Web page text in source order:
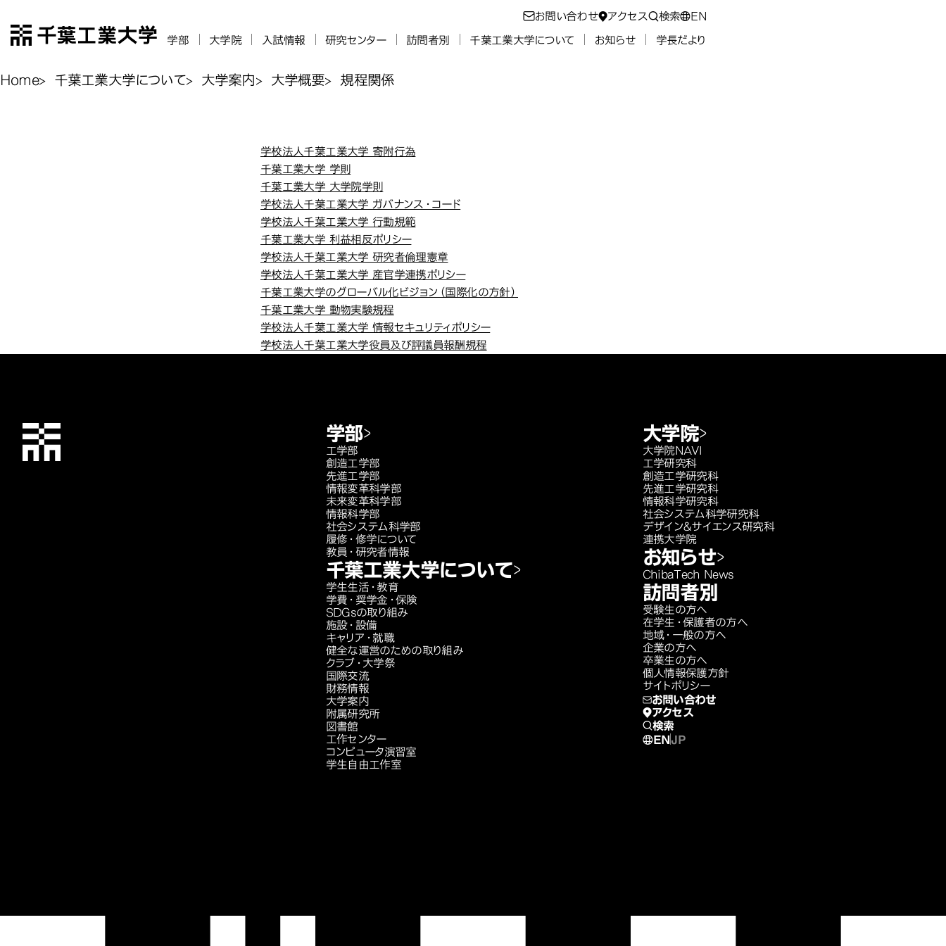
千葉工業大学
お問い合わせ アクセス 検索 EN
学部 大学院 入試情報 研究センター 訪問者別 千葉工業大学について お知らせ 学長だより
Home 千葉工業大学について 大学案内 大学概要 規程関係
学校法人千葉工業大学 寄附行為
千葉工業大学 学則
千葉工業大学 大学院学則
学校法人千葉工業大学 ガバナンス・コード
学校法人千葉工業大学 行動規範
千葉工業大学 利益相反ポリシー
学校法人千葉工業大学 研究者倫理憲章
学校法人千葉工業大学 産官学連携ポリシー
千葉工業大学のグローバル化ビジョン（国際化の方針）
千葉工業大学 動物実験規程
学校法人千葉工業大学 情報セキュリティポリシー
学校法人千葉工業大学役員及び評議員報酬規程
千葉工業大学 学部
工学部
創造工学部
先進工学部
情報変革科学部
未来変革科学部
情報科学部
社会システム科学部
履修・修学について
教員・研究者情報
千葉工業大学について
学生生活・教育
学費・奨学金・保険
SDGsの取り組み
施設・設備
キャリア・就職
健全な運営のための取り組み
クラブ・大学祭
国際交流
財務情報
大学案内
附属研究所
図書館
工作センター
コンピュータ演習室
学生自由工作室
大学院
大学院NAVI
工学研究科
創造工学研究科
先進工学研究科
情報科学研究科
社会システム科学研究科
デザイン＆サイエンス研究科
連携大学院
お知らせ
ChibaTech News
訪問者別
受験生の方へ
在学生・保護者の方へ
地域・一般の方へ
企業の方へ
卒業生の方へ
個人情報保護方針
サイトポリシー
お問い合わせ
アクセス
検索
EN JP